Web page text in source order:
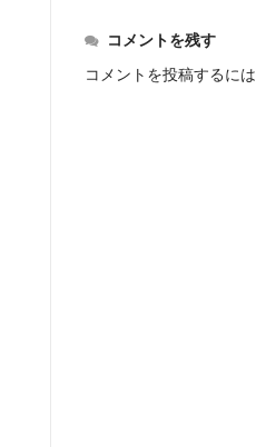
コメントを残す
コメントを投稿するには